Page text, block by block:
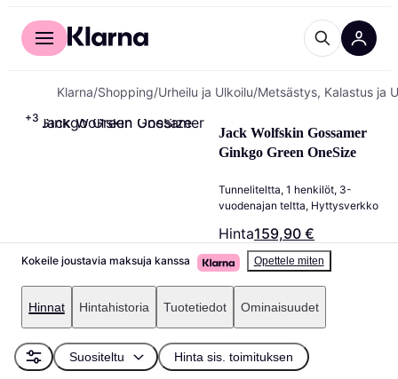
Kuluttajille
Klarna/Shopping/Urheilu ja Ulkoilu/Metsästys, Kalastus ja
+3
Jack Wolfskin Gossamer
Ginkgo Green OneSize
Tunneliteltta, 1 henkilöt, 3-
vuodenajan teltta, Hyttysverkko
Hinta159,90 €
Kokeile joustavia maksuja kanssa Opettele miten
Hinnat Hintahistoria Tuotetiedot Ominaisuudet
Suositeltu Hinta sis. toimituksen